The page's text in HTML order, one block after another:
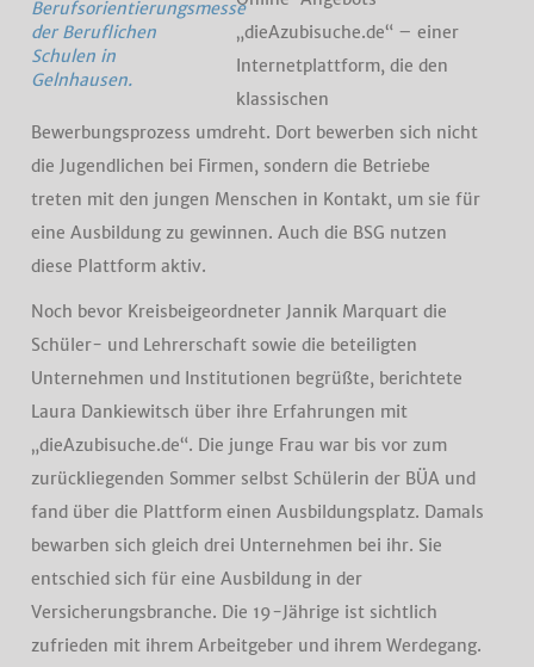
Berufsorientierungsmesse
der Beruflichen
Schulen in
Gelnhausen.
„dieAzubisuche.de“ – einer
Internetplattform, die den
klassischen
Bewerbungsprozess umdreht. Dort bewerben sich nicht
die Jugendlichen bei Firmen, sondern die Betriebe
treten mit den jungen Menschen in Kontakt, um sie für
eine Ausbildung zu gewinnen. Auch die BSG nutzen
diese Plattform aktiv.
Noch bevor Kreisbeigeordneter Jannik Marquart die
Schüler- und Lehrerschaft sowie die beteiligten
Unternehmen und Institutionen begrüßte, berichtete
Laura Dankiewitsch über ihre Erfahrungen mit
„dieAzubisuche.de“. Die junge Frau war bis vor zum
zurückliegenden Sommer selbst Schülerin der BÜA und
fand über die Plattform einen Ausbildungsplatz. Damals
bewarben sich gleich drei Unternehmen bei ihr. Sie
entschied sich für eine Ausbildung in der
Versicherungsbranche. Die 19-Jährige ist sichtlich
zufrieden mit ihrem Arbeitgeber und ihrem Werdegang.